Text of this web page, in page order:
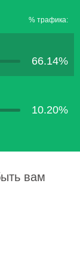
% трафика:
66.14%
10.20%
вам